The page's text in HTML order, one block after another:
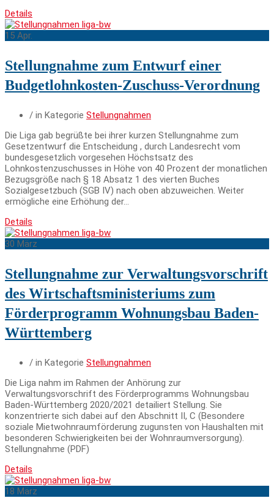
Details
15 Apr.
Stellungnahme zum Entwurf einer
Budgetlohnkosten-Zuschuss-Verordnung
/ in Kategorie Stellungnahmen
Die Liga gab begrüßte bei ihrer kurzen Stellungnahme zum
Gesetzentwurf die Entscheidung , durch Landesrecht vom
bundesgesetzlich vorgesehen Höchstsatz des
Lohnkostenzuschusses in Höhe von 40 Prozent der monatlichen
Bezugsgröße nach § 18 Absatz 1 des vierten Buches
Sozialgesetzbuch (SGB IV) nach oben abzuweichen. Weiter
ermögliche eine Erhöhung der…
Details
30 März
Stellungnahme zur Verwaltungsvorschrift
des Wirtschaftsministeriums zum
Förderprogramm Wohnungsbau Baden-
Württemberg
/ in Kategorie Stellungnahmen
Die Liga nahm im Rahmen der Anhörung zur
Verwaltungsvorschrift des Förderprogramms Wohnungsbau
Baden-Württemberg 2020/2021 detailiert Stellung. Sie
konzentrierte sich dabei auf den Abschnitt II, C (Besondere
soziale Mietwohnraumförderung zugunsten von Haushalten mit
besonderen Schwierigkeiten bei der Wohnraumversorgung).
Stellungnahme (PDF)
Details
18 März